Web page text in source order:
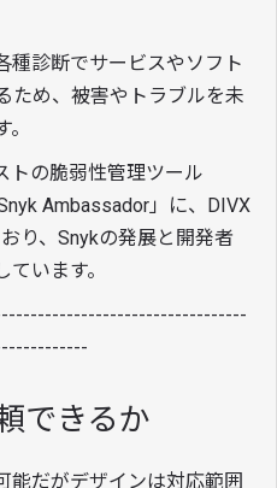
種診断でサービスやソフト
ため、被害やトラブルを未
トの脆弱性管理ツール
Ambassador」に、DIVX
り、Snykの発展と開発者
います。
できるか
能だがデザインは対応範囲